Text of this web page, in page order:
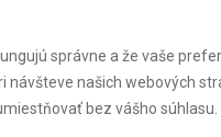
správne a že vaše
našich webových
bez vášho súhlasu.